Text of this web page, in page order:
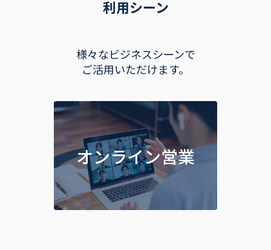
利用シーン
様々なビジネスシーンで
ご活用いただけます。
オンライン営業